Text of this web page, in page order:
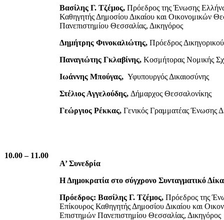
Βασίλης Γ. Τζέμος, Πρόεδρος της Ένωσης
Καθηγητής Δημοσίου Δικαίου και Οικονομικών
Πανεπιστημίου Θεσσαλίας, Δικηγόρος
Δημήτρης Φινοκαλιώτης, Πρόεδρος
Παναγιώτης Γκλαβίνης, Κοσμήτορας Νομικής
Ιωάννης Μπούγας, Υφυπουργός Δικαιοσύνης
Στέλιος Αγγελούδης, Δήμαρχος Θεσσαλονίκης
Γεώργιος Ρέκκας, Γενικός Γραμματέας Ένωσης
10.00 – 11.00
Α’ Συνεδρία
Η Δημοκρατία στο σύγχρονο Συνταγματικό
Πρόεδρος: Βασίλης Γ. Τζέμος, Πρόεδρος της
Επίκουρος Καθηγητής Δημοσίου Δικαίου και
Επιστημών Πανεπιστημίου Θεσσαλίας, Δικηγόρος